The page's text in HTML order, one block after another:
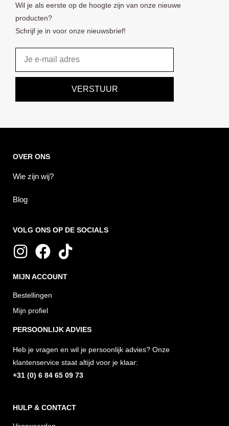
Wil je als eerste op de hoogte zijn van onze nieuwe
producten?
Schrijf je in voor onze nieuwsbrief!
VERSTUUR
OVER ONS
Wie zijn wij?
Blog
VOLG ONS OP DE SOCIALS
I
s
t
a
g
r
a
m
F
c
e
b
o
k
T
k
k
MIJN ACCOUNT
Bestellingen
Mijn profiel
PERSOONLIJK ADVIES
Heb je vragen en wil je persoonlijk advies? Onze
klantenservice staat altijd voor je klaar:
+31 (0) 6 84 65 09 73
HULP & CONTACT